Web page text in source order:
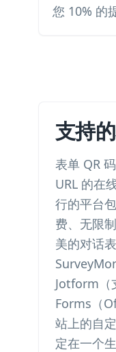
您 10% 的
支持
表单 QR
URL 的在
行的平台
费、无限
美的对话表
Jotform（
Forms（
站上的自
定在一个